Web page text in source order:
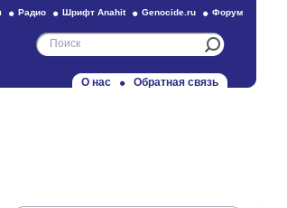
Радио Шрифт Anahit Genocide.ru Форум
О нас Обратная связь